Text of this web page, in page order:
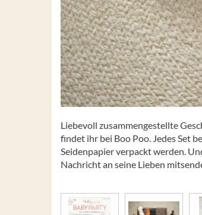
Liebevoll zusammengestellte
findet ihr bei Boo Poo. Jedes Set
Seidenpapier verpackt werden.
Nachricht an seine Lieben